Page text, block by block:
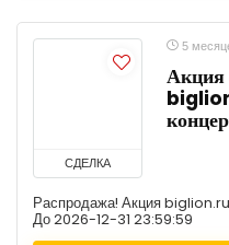
СДЕЛКА
5
Акция
Распродажа! Акция biglion.ru
До 2026-12-31 23:59:59